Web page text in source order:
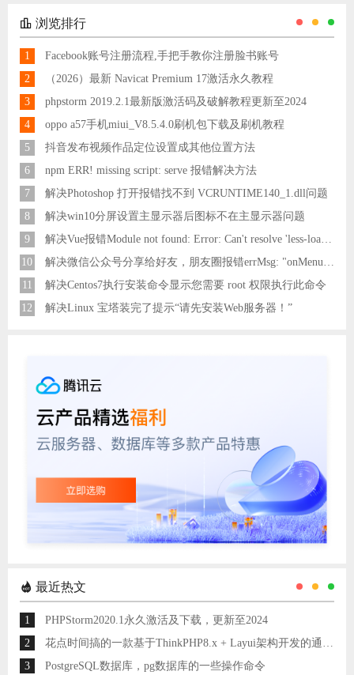
浏览排行
1
Facebook账号注册流程,手把手教你注册脸书账号
2
（2026）最新 Navicat Premium 17激活永久教程
3
phpstorm 2019.2.1最新版激活码及破解教程更新至2024
4
oppo a57手机miui_V8.5.4.0刷机包下载及刷机教程
5
抖音发布视频作品定位设置成其他位置方法
6
npm ERR! missing script: serve 报错解决方法
7
解决Photoshop 打开报错找不到 VCRUNTIME140_1.dll问题
8
解决win10分屏设置主显示器后图标不在主显示器问题
9
解决Vue报错Module not found: Error: Can't resolve 'less-loader' in 'C:\Users\Hm\Desktop\vue\vue_shop'问题
10
解决微信公众号分享给好友，朋友圈报错errMsg: "onMenuShareAppMessage:fail, the permission value is offline verifying"
11
解决Centos7执行安装命令显示您需要 root 权限执行此命令
12
解决Linux 宝塔装完了提示“请先安装Web服务器！”
最近热文
1
PHPStorm2020.1永久激活及下载，更新至2024
2
花点时间搞的一款基于ThinkPHP8.x + Layui架构开发的通用后台管理系统
3
PostgreSQL数据库，pg数据库的一些操作命令